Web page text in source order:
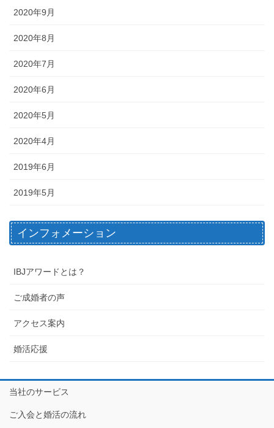
2020年9月
2020年8月
2020年7月
2020年6月
2020年5月
2020年4月
2019年6月
2019年5月
インフォメーション
IBJアワードとは？
ご成婚者の声
アクセス案内
婚活応援
当社のサービス
ご入会と婚活の流れ